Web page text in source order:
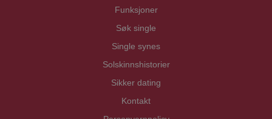
Funksjoner
Søk single
Single synes
Solskinnshistorier
Sikker dating
Kontakt